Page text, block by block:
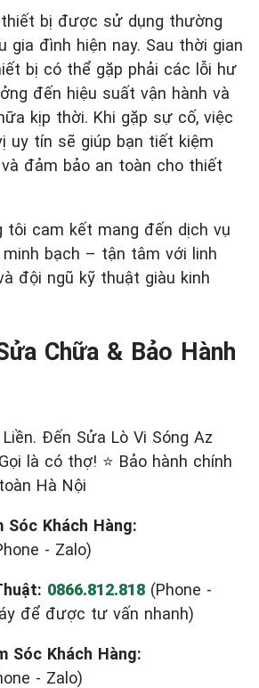
thiết bị được sử dụng thường
gia đình hiện nay. Sau thời gian
bị có thể gặp phải các lỗi hư
đến hiệu suất vận hành và
kịp thời. Khi gặp sự cố, việc
uy tín sẽ giúp bạn tiết kiệm
đảm bảo an toàn cho thiết
tôi cam kết mang đến dịch vụ
bạch – tận tâm với linh
đội ngũ kỹ thuật giàu kinh
Chữa & Bảo Hành
Đến Sửa Lò Vi Sóng Az
là có thợ! ⭐ Bảo hành chính
Hà Nội
Sóc Khách Hàng:
- Zalo)
0866.812.818 (Phone -
để được tư vấn nhanh)
Sóc Khách Hàng:
- Zalo)